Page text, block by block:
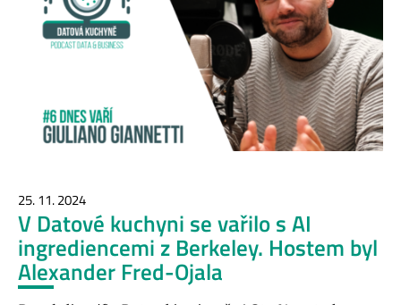
25. 11. 2024
V Datové kuchyni se vařilo s AI
ingrediencemi z Berkeley. Hostem byl
Alexander Fred-Ojala